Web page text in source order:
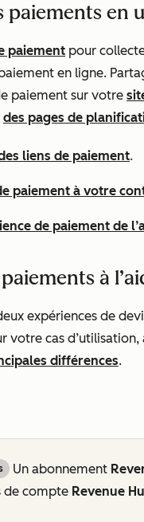
paiements en
paiement pour
en ligne.
paiement sur votre
des pages de
liens de paiement.
paiement à votre
de paiement de
à
expériences de
votre cas
différences.
Un abonnement
de compte Revenue